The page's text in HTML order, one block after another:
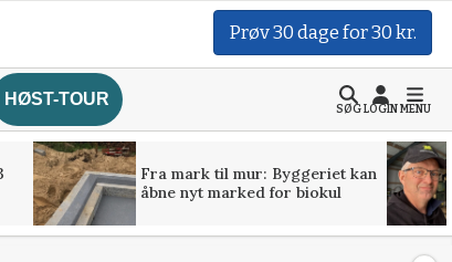
Prøv 30 dage for 30 kr.
HØST-TOUR
SØGLOGINMENU
Fra mark til mur: Byggeriet kan
åbne nyt marked for biokul